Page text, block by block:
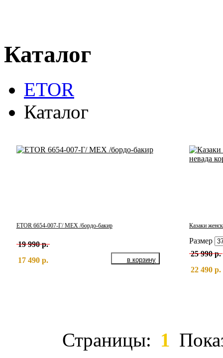
Каталог
ETOR
Каталог
ETOR 6654-007-Г/ МЕХ /бордо-бакир
19 990 р.
17 490 р.
Казаки
Размер
25 990 р.
22 490 р.
Страницы: 1